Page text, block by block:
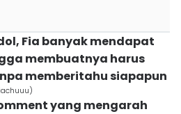
Fia banyak mendapat
membuatnya harus
memberitahu siapapun
yang mengarah